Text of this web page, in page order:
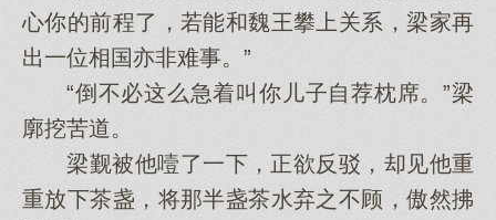
心你的前程了，若能和魏王攀上关系，梁家再
出一位相国亦非难事。”
“倒不必这么急着叫你儿子自荐枕席。”梁
廓挖苦道。
梁觐被他噎了一下，正欲反驳，却见他重
重放下茶盏，将那半盏茶水弃之不顾，傲然拂